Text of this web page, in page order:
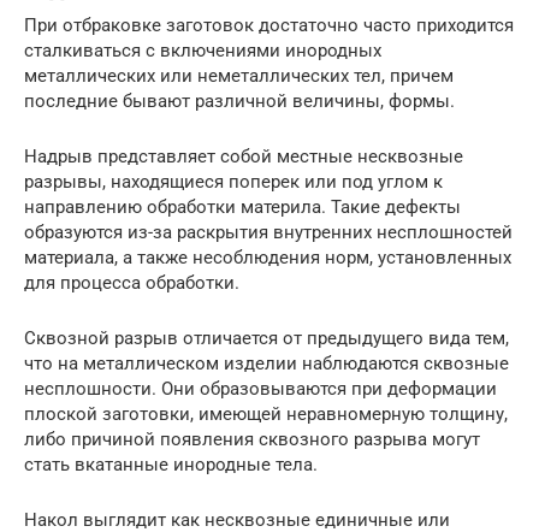
При отбраковке заготовок достаточно часто приходится
сталкиваться с включениями инородных
металлических или неметаллических тел, причем
последние бывают различной величины, формы.
Надрыв представляет собой местные несквозные
разрывы, находящиеся поперек или под углом к
направлению обработки материла. Такие дефекты
образуются из-за раскрытия внутренних несплошностей
материала, а также несоблюдения норм, установленных
для процесса обработки.
Сквозной разрыв отличается от предыдущего вида тем,
что на металлическом изделии наблюдаются сквозные
несплошности. Они образовываются при деформации
плоской заготовки, имеющей неравномерную толщину,
либо причиной появления сквозного разрыва могут
стать вкатанные инородные тела.
Накол выглядит как несквозные единичные или